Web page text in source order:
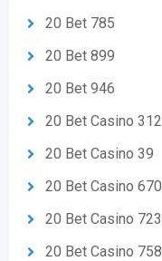
20 Bet 785
20 Bet 899
20 Bet 946
20 Bet Casino 312
20 Bet Casino 39
20 Bet Casino 670
20 Bet Casino 723
20 Bet Casino 758